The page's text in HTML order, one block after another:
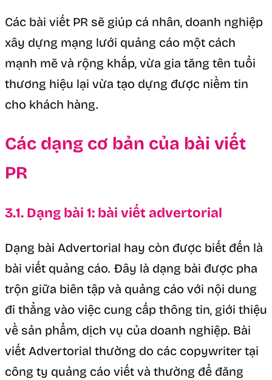
Các bài viết PR sẽ giúp cá nhân, doanh nghiệp
xây dựng mạng lưới quảng cáo một cách
mạnh mẽ và rộng khắp, vừa gia tăng tên tuổi
thương hiệu lại vừa tạo dựng được niềm tin
cho khách hàng.
Các dạng cơ bản của bài viết
PR
3.1. Dạng bài 1: bài viết advertorial
Dạng bài Advertorial hay còn được biết đến là
bài viết quảng cáo. Đây là dạng bài được pha
trộn giữa biên tập và quảng cáo với nội dung
đi thẳng vào việc cung cấp thông tin, giới thiệu
về sản phẩm, dịch vụ của doanh nghiệp. Bài
viết Advertorial thường do các copywriter tại
công ty quảng cáo viết và thường để đăng